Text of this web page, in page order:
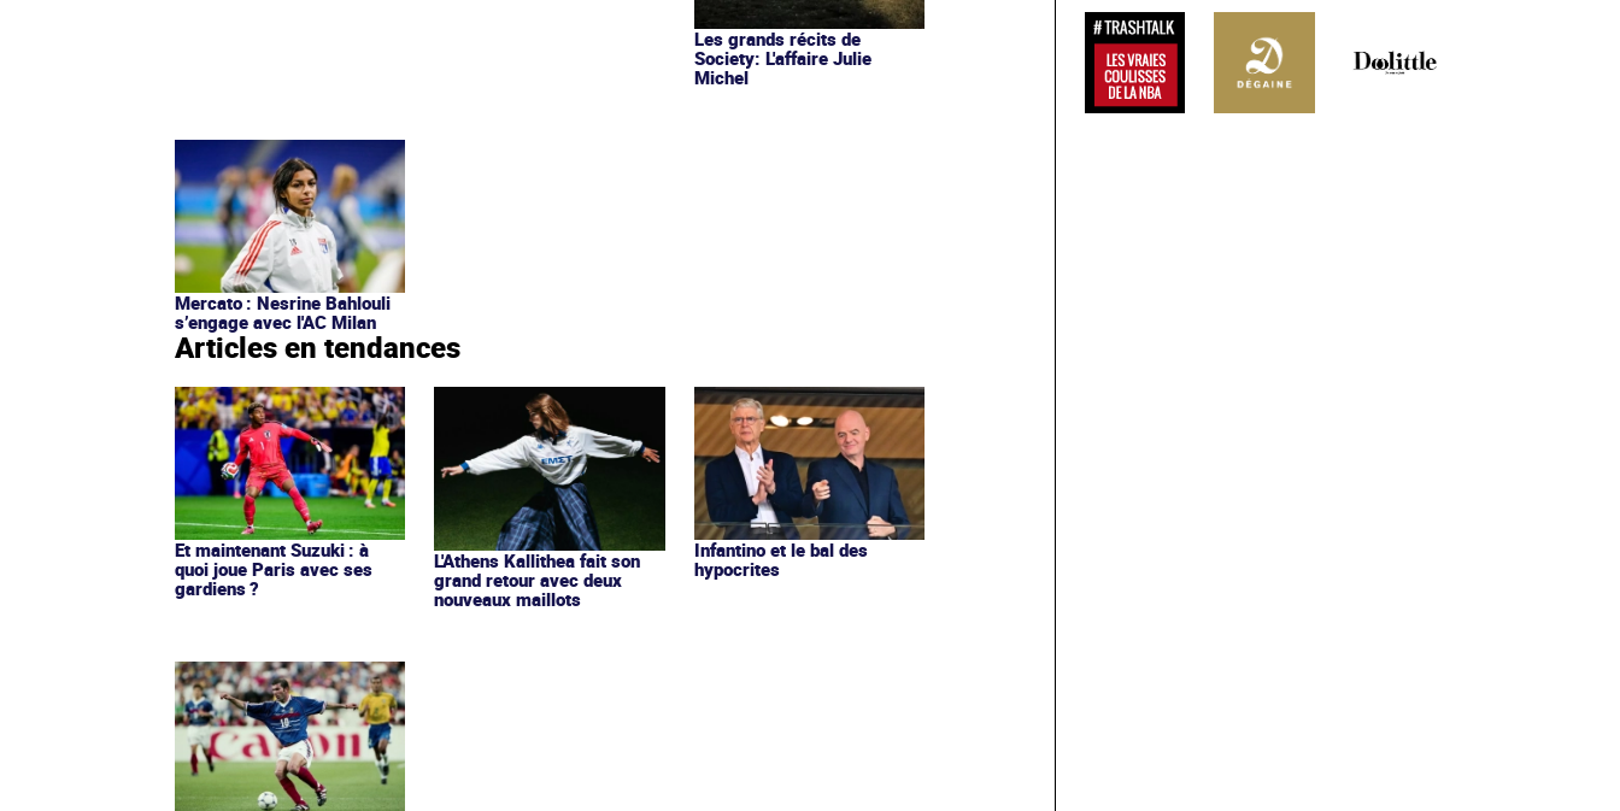
Les grands récits de
Society: L'affaire Julie
Michel
Mercato : Nesrine Bahlouli
s’engage avec l'AC Milan
Articles en tendances
Et maintenant Suzuki : à
quoi joue Paris avec ses
gardiens ?
L'Athens Kallithea fait son
grand retour avec deux
nouveaux maillots
Infantino et le bal des
hypocrites